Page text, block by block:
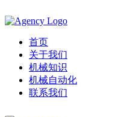
首页
关于我们
机械知识
机械自动化
联系我们